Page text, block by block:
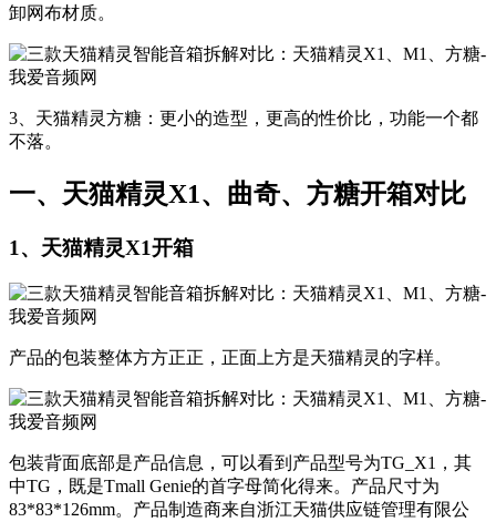
卸网布材质。
3、天猫精灵方糖：更小的造型，更高的性价比，功能一个都
不落。
一、天猫精灵X1、曲奇、方糖开箱对比
1、天猫精灵X1开箱
产品的包装整体方方正正，正面上方是天猫精灵的字样。
包装背面底部是产品信息，可以看到产品型号为TG_X1，其
中TG，既是Tmall Genie的首字母简化得来。产品尺寸为
83*83*126mm。产品制造商来自浙江天猫供应链管理有限公